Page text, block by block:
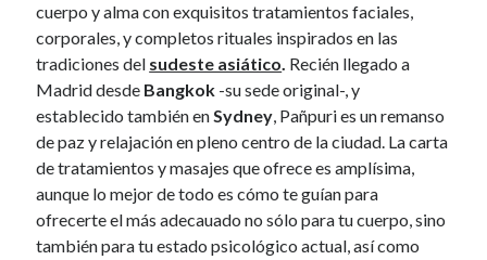
December 2011
November 2011
October 2011
September 2011
August 2011
July 2011
June 2011
May 2011
April 2011
March 2011
cuerpo y alma con exquisitos tratamientos faciales,
corporales, y completos rituales inspirados en las
tradiciones del sudeste asiático. Recién llegado a
Madrid desde Bangkok -su sede original-, y
establecido también enSydney, Pañpuri es un remanso
de paz y relajación en pleno centro de la ciudad. La carta
de tratamientos y masajes que ofrece es amplísima,
aunque lo mejor de todo es cómo te guían para
ofrecerte el más adecauado no sólo para tu cuerpo, sino
también para tu estado psicológico actual, así como